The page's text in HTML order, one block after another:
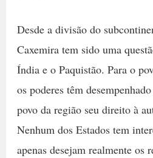
Desde a divisão do
Caxemira tem sido uma
Índia e o Paquistão. Para o
os poderes têm
povo da região seu direito à
Nenhum dos Estados tem
apenas desejam realmente os